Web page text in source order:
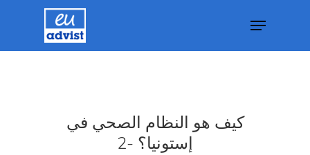
كيف هو النظام الصحي في
إستونيا؟ -2